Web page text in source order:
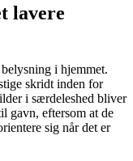
lavere
i hjemmet.
skridt inden for
i særdeleshed bliver
gavn, eftersom at de
sig når det er